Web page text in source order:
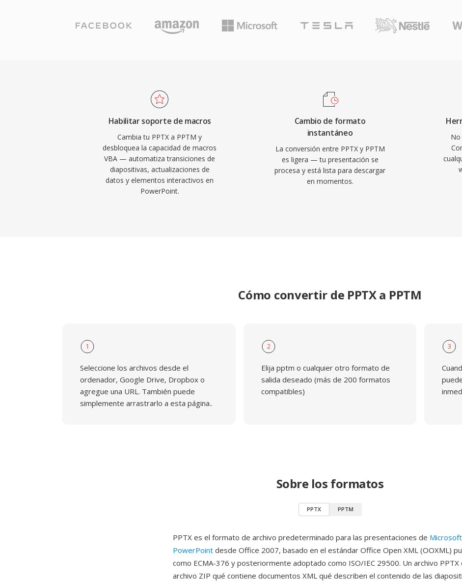
Habilitar soporte de macros
Cambia tu PPTX a PPTM y
desbloquea la capacidad de macros
VBA — automatiza transiciones de
diapositivas, actualizaciones de
datos y elementos interactivos en
PowerPoint.
Cambio de formato
instantáneo
La conversión entre PPTX y PPTM
es ligera — tu presentación se
procesa y está lista para descargar
en momentos.
No
Cómo convertir de PPTX a PPTM
1
Seleccione los archivos desde el
ordenador, Google Drive, Dropbox o
agregue una URL. También puede
simplemente arrastrarlo a esta página..
2
Elija pptm o cualquier otro formato de
salida deseado (más de 200 formatos
compatibles)
3
Sobre los formatos
PPTX PPTM
PPTX es el formato de archivo predeterminado para las presentaciones de Microsoft
PowerPoint desde Office 2007, basado en el estándar Office Open XML (OOXML)
como ECMA-376 y posteriormente adoptado como ISO/IEC 29500. Un archivo PPTX
archivo ZIP qué contiene documentos XML qué describen el contenido de las